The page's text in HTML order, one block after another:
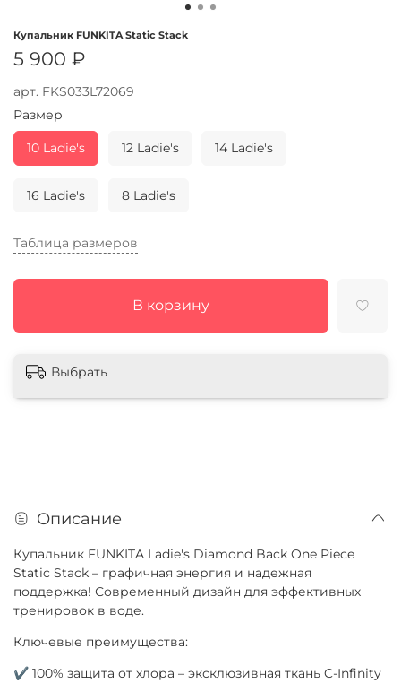
арт. FKS033L72069
Купальник FUNKITA Static Stack
5 900 ₽
Таблица размеров
В корзину
Размер
10 Ladie's 12 Ladie's 14 Ladie's
16 Ladie's 8 Ladie's
Выбрать
Описание
Купальник FUNKITA Ladie's Diamond Back One Piece
Static Stack – графичная энергия и надежная
поддержка! Современный дизайн для эффективных
тренировок в воде.
Ключевые преимущества:
✔ 100% защита от хлора – эксклюзивная ткань C-Infinity